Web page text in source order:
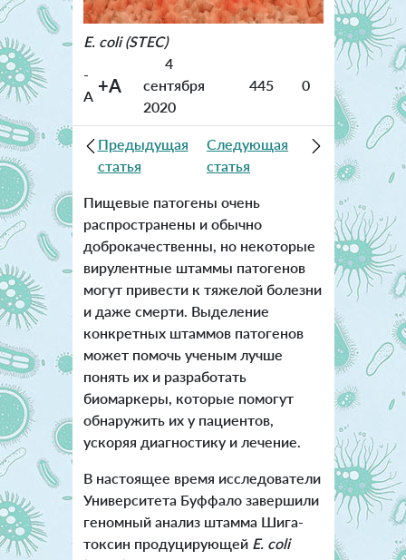
E. coli (STEC)
-
A +A
4
сентября
2020
445 0
Предыдущая
статья
Следующая
статья
Пищевые патогены очень
распространены и обычно
доброкачественны, но некоторые
вирулентные штаммы патогенов
могут привести к тяжелой болезни
и даже смерти. Выделение
конкретных штаммов патогенов
может помочь ученым лучше
понять их и разработать
биомаркеры, которые помогут
обнаружить их у пациентов,
ускоряя диагностику и лечение.
В настоящее время исследователи
Университета Буффало завершили
геномный анализ штамма Шига-
токсин продуцирующей E. coli